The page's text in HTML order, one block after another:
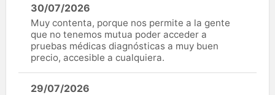
30/07/2026
Muy contenta, porque nos permite a la gente
que no tenemos mutua poder acceder a
pruebas médicas diagnósticas a muy buen
precio, accesible a cualquiera.
29/07/2026